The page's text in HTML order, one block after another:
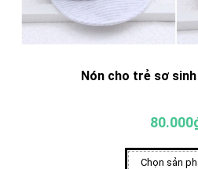
Nón cho trẻ sơ
Chọn sản